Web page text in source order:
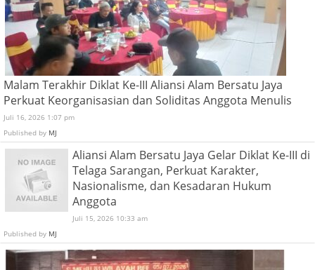
Malam Terakhir Diklat Ke-III Aliansi Alam Bersatu Jaya
Perkuat Keorganisasian dan Soliditas Anggota Menulis
Juli 16, 2026 1:07 pm
Published by MJ
Aliansi Alam Bersatu Jaya Gelar Diklat Ke-III di
Telaga Sarangan, Perkuat Karakter,
Nasionalisme, dan Kesadaran Hukum
Anggota
Juli 15, 2026 10:33 am
Published by MJ